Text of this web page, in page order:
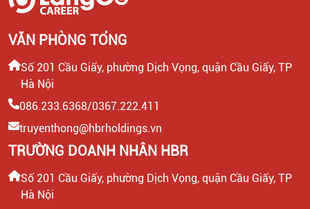
VĂN PHÒNG TỔNG
Số 201 Cầu Giấy, phường Dịch Vọng, quận Cầu Giấy, TP
Hà Nội
086.233.6368/0367.222.411
truyenthong@hbrholdings.vn
TRƯỜNG DOANH NHÂN HBR
Số 201 Cầu Giấy, phường Dịch Vọng, quận Cầu Giấy, TP
Hà Nội